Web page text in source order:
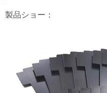
製品ショー：